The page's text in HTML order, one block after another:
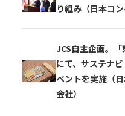
り組み（日本コ
JCS自主企画。「
にて、サステナ
ベントを実施（
会社）